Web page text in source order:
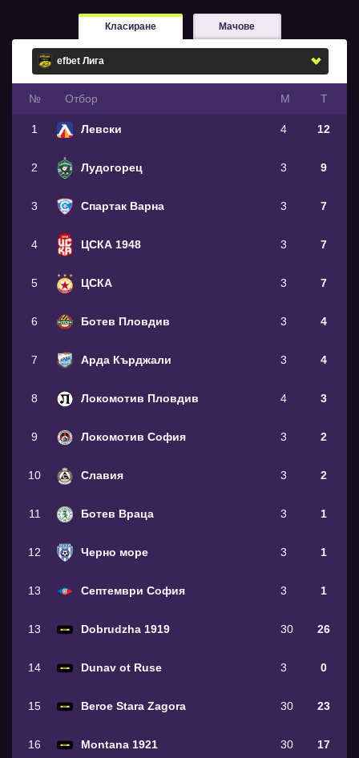
Класиране Мачове
№ Oтбор М Т
1 Левски 4 12
2 Лудогорец 3 9
3 Спартак Варна 3 7
4 ЦСКА 1948 3 7
5 ЦСКА 3 7
6 Ботев Пловдив 3 4
7 Арда Кърджали 3 4
8 Локомотив Пловдив 4 3
9 Локомотив София 3 2
10 Славия 3 2
11 Ботев Враца 3 1
12 Черно море 3 1
13 Септември София 3 1
13 Dobrudzha 1919 30 26
14 Dunav ot Ruse 3 0
15 Beroe Stara Zagora 30 23
16 Montana 1921 30 17